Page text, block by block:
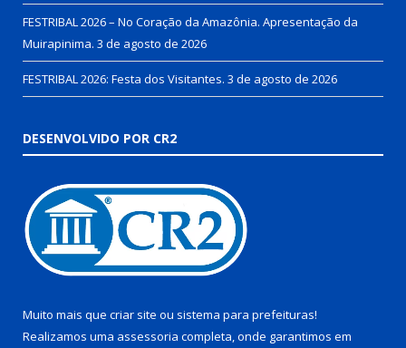
FESTRIBAL 2026 – No Coração da Amazônia. Apresentação da
Muirapinima. 3 de agosto de 2026
FESTRIBAL 2026: Festa dos Visitantes. 3 de agosto de 2026
DESENVOLVIDO POR CR2
Muito mais que criar site ou sistema para prefeituras!
Realizamos uma assessoria completa, onde garantimos em